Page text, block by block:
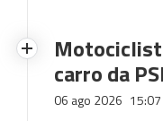
carro da
06 ago 2026 15:07